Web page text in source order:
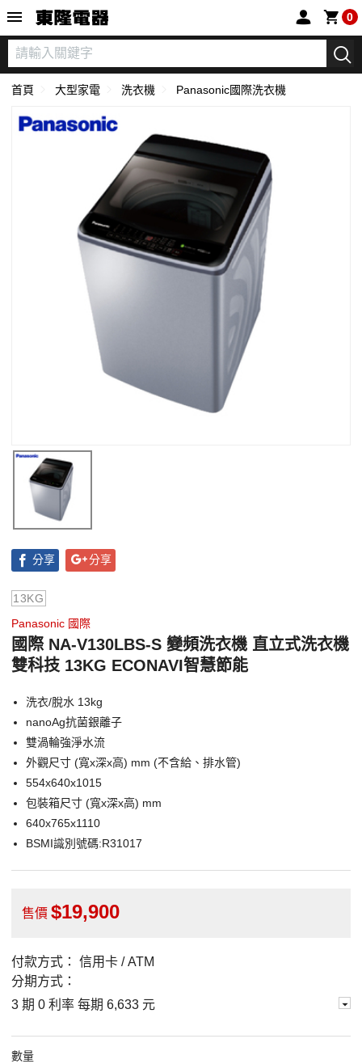
0
首頁 大型家電 洗衣機 Panasonic國際洗衣機
分享 分享
13KG
Panasonic 國際
國際 NA-V130LBS-S 變頻洗衣機 直立式洗衣機
雙科技 13KG ECONAVI智慧節能
洗衣/脫水 13kg
nanoAg抗菌銀離子
雙渦輪強淨水流
外觀尺寸 (寬x深x高) mm (不含給、排水管)
554x640x1015
包裝箱尺寸 (寬x深x高) mm
640x765x1110
BSMI識別號碼:R31017
售價 19,900
付款方式：
信用卡 / ATM
分期方式：
3 期 0 利率 每期 6,633 元
數量